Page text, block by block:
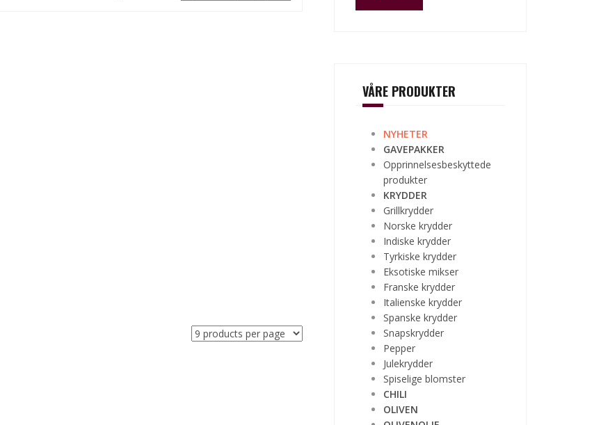
VÅRE PRODUKTER
NYHETER
GAVEPAKKER
Opprinnelsesbeskyttede
produkter
KRYDDER
Grillkrydder
Norske krydder
Indiske krydder
Tyrkiske krydder
Eksotiske mikser
Franske krydder
Italienske krydder
Spanske krydder
Snapskrydder
Pepper
Julekrydder
Spiselige blomster
CHILI
OLIVEN